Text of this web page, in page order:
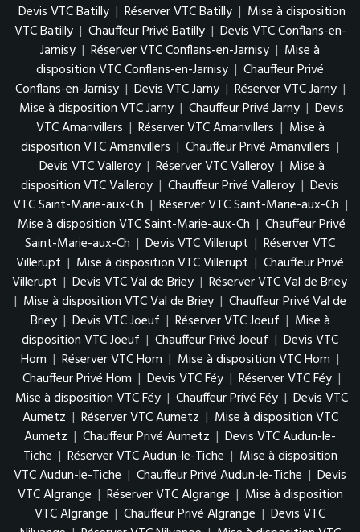
Devis VTC Batilly | Réserver VTC Batilly | Mise à disposition
VTC Batilly | Chauffeur Privé Batilly | Devis VTC Conflans-en-
Jarnisy | Réserver VTC Conflans-en-Jarnisy | Mise à
disposition VTC Conflans-en-Jarnisy | Chauffeur Privé
Conflans-en-Jarnisy | Devis VTC Jarny | Réserver VTC Jarny |
Mise à disposition VTC Jarny | Chauffeur Privé Jarny | Devis
VTC Amanvillers | Réserver VTC Amanvillers | Mise à
disposition VTC Amanvillers | Chauffeur Privé Amanvillers |
Devis VTC Valleroy | Réserver VTC Valleroy | Mise à
disposition VTC Valleroy | Chauffeur Privé Valleroy | Devis
VTC Saint-Marie-aux-Ch | Réserver VTC Saint-Marie-aux-Ch |
Mise à disposition VTC Saint-Marie-aux-Ch | Chauffeur Privé
Saint-Marie-aux-Ch | Devis VTC Villerupt | Réserver VTC
Villerupt | Mise à disposition VTC Villerupt | Chauffeur Privé
Villerupt | Devis VTC Val de Briey | Réserver VTC Val de Briey
| Mise à disposition VTC Val de Briey | Chauffeur Privé Val de
Briey | Devis VTC Joeuf | Réserver VTC Joeuf | Mise à
disposition VTC Joeuf | Chauffeur Privé Joeuf | Devis VTC
Hom | Réserver VTC Hom | Mise à disposition VTC Hom |
Chauffeur Privé Hom | Devis VTC Féy | Réserver VTC Féy |
Mise à disposition VTC Féy | Chauffeur Privé Féy | Devis VTC
Aumetz | Réserver VTC Aumetz | Mise à disposition VTC
Aumetz | Chauffeur Privé Aumetz | Devis VTC Audun-le-
Tiche | Réserver VTC Audun-le-Tiche | Mise à disposition
VTC Audun-le-Tiche | Chauffeur Privé Audun-le-Tiche | Devis
VTC Algrange | Réserver VTC Algrange | Mise à disposition
VTC Algrange | Chauffeur Privé Algrange | Devis VTC